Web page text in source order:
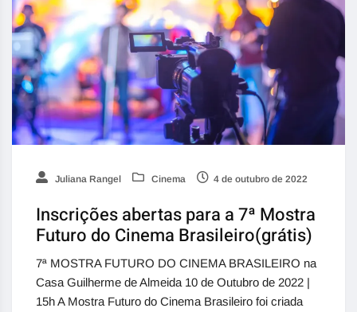
Juliana Rangel Cinema 4 de outubro de 2022
Inscrições abertas para a 7ª Mostra
Futuro do Cinema Brasileiro(grátis)
7ª MOSTRA FUTURO DO CINEMA BRASILEIRO na
Casa Guilherme de Almeida 10 de Outubro de 2022 |
15h A Mostra Futuro do Cinema Brasileiro foi criada